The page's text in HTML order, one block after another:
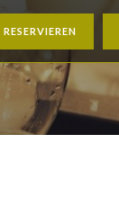
RESERVIEREN